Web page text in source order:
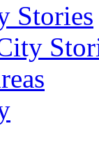
Stories